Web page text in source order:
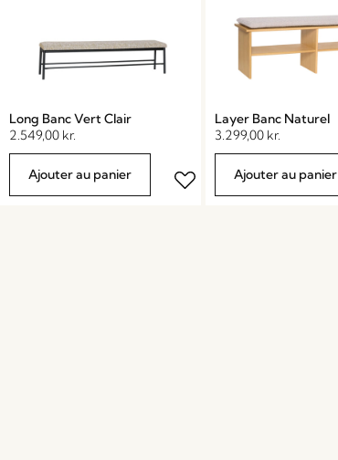
Long Banc Vert Clair
2.549,00 kr.
Ajouter au panier
Layer Banc Naturel
3.299,00 kr.
Ajouter au panier